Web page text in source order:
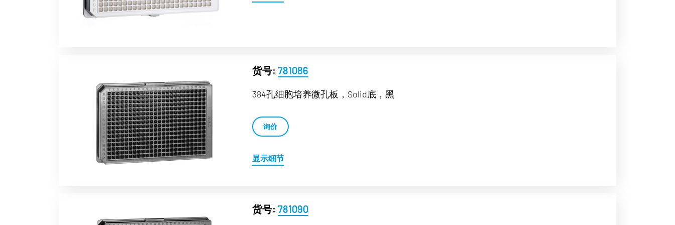
货号: 781086
384孔细胞培养微孔板，Solid底，黑
询价
显示细节
货号: 781090